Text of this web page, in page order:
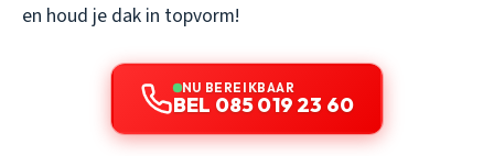
en houd je dak in topvorm!
NU BEREIKBAAR
BEL 085 019 23 60